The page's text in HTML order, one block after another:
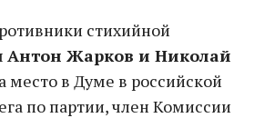
стихийной
Антон Жарков и Николай
место в Думе в российской
по партии, член Комиссии